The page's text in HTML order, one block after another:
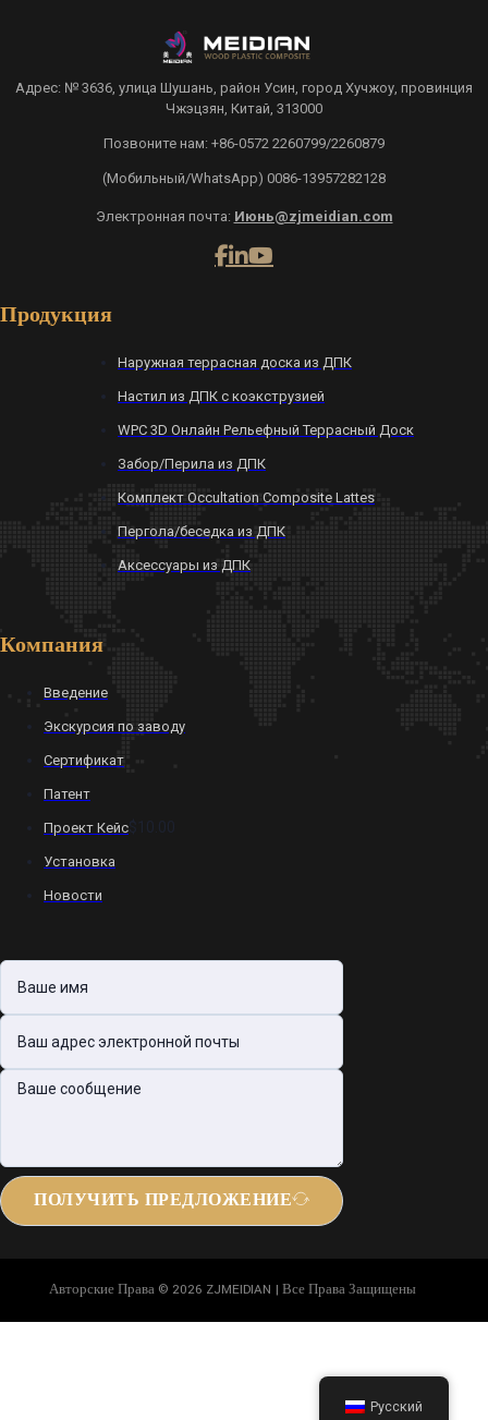
Адрес: № 3636, улица Шушань, район Усин, город Хучжоу, провинция
Чжэцзян, Китай, 313000
Позвоните нам: +86-0572 2260799/2260879
(Мобильный/WhatsApp) 0086-13957282128
Электронная почта: Июнь@zjmeidian.com
Продукция
Наружная террасная доска из ДПК
Настил из ДПК с коэкструзией
WPC 3D Онлайн Рельефный Террасный Доск
Забор/Перила из ДПК
Комплект Occultation Composite Lattes
Пергола/беседка из ДПК
Аксессуары из ДПК
Компания
Введение
Экскурсия по заводу
Сертификат
Патент
Проект Кейс$10.00
Установка
Новости
ПОЛУЧИТЬ ПРЕДЛОЖЕНИЕ
Авторские Права © 2026 ZJMEIDIAN | Все Права Защищены
Русский